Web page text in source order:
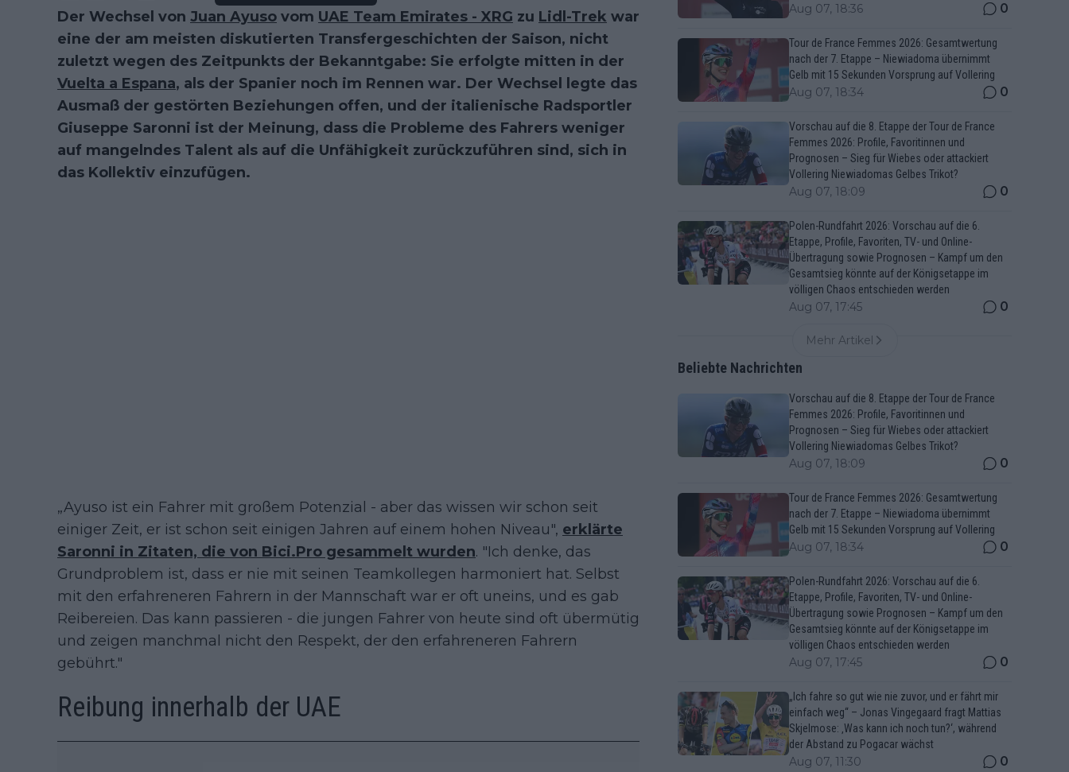
Der Wechsel von Juan Ayuso vom UAE Team Emirates - XRG zu Lidl-Trek war
eine der am meisten diskutierten Transfergeschichten der Saison, nicht
zuletzt wegen des Zeitpunkts der Bekanntgabe: Sie erfolgte mitten in der
Vuelta a Espana, als der Spanier noch im Rennen war. Der Wechsel legte das
Ausmaß der gestörten Beziehungen offen, und der italienische Radsportler
Giuseppe Saronni ist der Meinung, dass die Probleme des Fahrers weniger
auf mangelndes Talent als auf die Unfähigkeit zurückzuführen sind, sich in
das Kollektiv einzufügen.
„Ayuso ist ein Fahrer mit großem Potenzial - aber das wissen wir schon seit
einiger Zeit, er ist schon seit einigen Jahren auf einem hohen Niveau", erklärte
Saronni in Zitaten, die von Bici.Pro gesammelt wurden. "Ich denke, das
Grundproblem ist, dass er nie mit seinen Teamkollegen harmoniert hat. Selbst
mit den erfahreneren Fahrern in der Mannschaft war er oft uneins, und es gab
Reibereien. Das kann passieren - die jungen Fahrer von heute sind oft übermütig
und zeigen manchmal nicht den Respekt, der den erfahreneren Fahrern
gebührt."
Reibung innerhalb der UAE
Aug 07, 18:36 0
Tour de France Femmes 2026: Gesamtwertung
nach der 7. Etappe – Niewiadoma übernimmt
Gelb mit 15 Sekunden Vorsprung auf Vollering
Aug 07, 18:34 0
Vorschau auf die 8. Etappe der Tour de France
Femmes 2026: Profile, Favoritinnen und
Prognosen – Sieg für Wiebes oder attackiert
Vollering Niewiadomas Gelbes Trikot?
Aug 07, 18:09 0
Polen-Rundfahrt 2026: Vorschau auf die 6.
Etappe, Profile, Favoriten, TV- und Online-
Übertragung sowie Prognosen – Kampf um den
Gesamtsieg könnte auf der Königsetappe im
völligen Chaos entschieden werden
Aug 07, 17:45 0
Mehr Artikel
Beliebte Nachrichten
Vorschau auf die 8. Etappe der Tour de France
Femmes 2026: Profile, Favoritinnen und
Prognosen – Sieg für Wiebes oder attackiert
Vollering Niewiadomas Gelbes Trikot?
Aug 07, 18:09 0
Tour de France Femmes 2026: Gesamtwertung
nach der 7. Etappe – Niewiadoma übernimmt
Gelb mit 15 Sekunden Vorsprung auf Vollering
Aug 07, 18:34 0
Polen-Rundfahrt 2026: Vorschau auf die 6.
Etappe, Profile, Favoriten, TV- und Online-
Übertragung sowie Prognosen – Kampf um den
Gesamtsieg könnte auf der Königsetappe im
völligen Chaos entschieden werden
Aug 07, 17:45 0
„Ich fahre so gut wie nie zuvor, und er fährt mir
einfach weg“ – Jonas Vingegaard fragt Mattias
Skjelmose: ‚Was kann ich noch tun?‘, während
der Abstand zu Pogacar wächst
Aug 07, 11:30 0